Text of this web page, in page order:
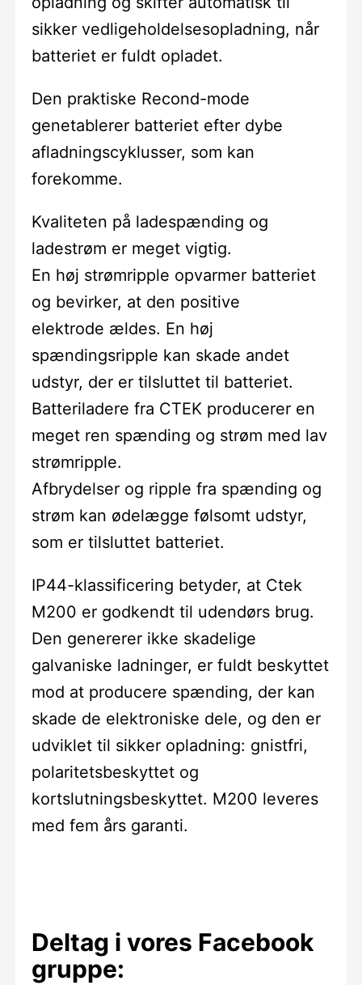
sikker vedligeholdelsesopladning, når
batteriet er fuldt opladet.
Den praktiske Recond-mode
genetablerer batteriet efter dybe
afladningscyklusser, som kan
forekomme.
Kvaliteten på ladespænding og
ladestrøm er meget vigtig.
En høj strømripple opvarmer batteriet
og bevirker, at den positive
elektrode ældes. En høj
spændingsripple kan skade andet
udstyr, der er tilsluttet til batteriet.
Batteriladere fra CTEK producerer en
meget ren spænding og strøm med lav
strømripple.
Afbrydelser og ripple fra spænding og
strøm kan ødelægge følsomt udstyr,
som er tilsluttet batteriet.
IP44-klassificering betyder, at Ctek
M200 er godkendt til udendørs brug.
Den genererer ikke skadelige
galvaniske ladninger, er fuldt beskyttet
mod at producere spænding, der kan
skade de elektroniske dele, og den er
udviklet til sikker opladning: gnistfri,
polaritetsbeskyttet og
kortslutningsbeskyttet. M200 leveres
med fem års garanti.
Deltag i vores Facebook
gruppe: